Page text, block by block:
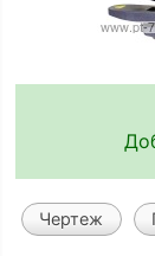
Чертеж